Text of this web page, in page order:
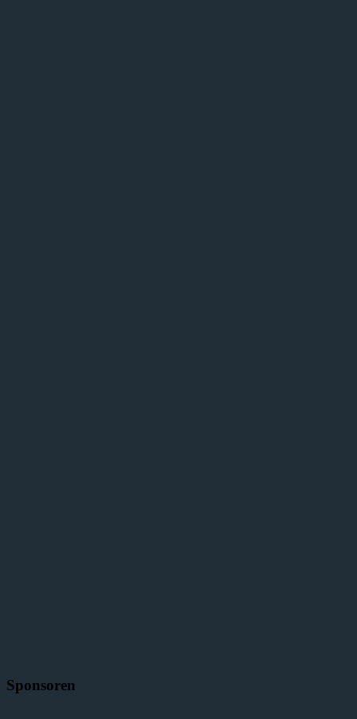
Sponsoren